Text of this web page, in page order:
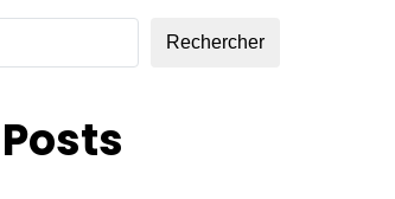
Rechercher